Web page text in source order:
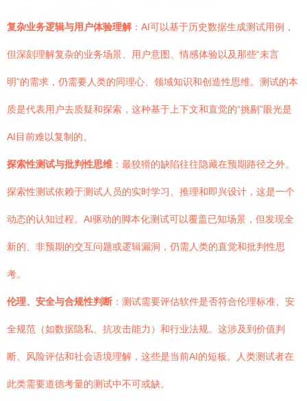
复杂业务逻辑与用户体验理解：AI可以基于历史数据生成测试用例，
但深刻理解复杂的业务场景、用户意图、情感体验以及那些“未言
明”的需求，仍需要人类的同理心、领域知识和创造性思维。测试的本
质是代表用户去质疑和探索，这种基于上下文和直觉的“挑剔”眼光是
AI目前难以复制的。
探索性测试与批判性思维 ：最狡猾的缺陷往往隐藏在预期路径之外。
探索性测试依赖于测试人员的实时学习、推理和即兴设计，这是一个
动态的认知过程。AI驱动的脚本化测试可以覆盖已知场景，但发现全
新的、非预期的交互问题或逻辑漏洞，仍需人类的直觉和批判性思
考。
伦理、安全与合规性判断 ：测试需要评估软件是否符合伦理标准、安
全规范（如数据隐私、抗攻击能力）和行业法规。这涉及到价值判
断、风险评估和社会语境理解，这些是当前AI的短板。人类测试者在
此类需要道德考量的测试中不可或缺。